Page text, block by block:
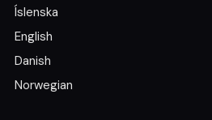
Íslenska
English
Danish
Norwegian